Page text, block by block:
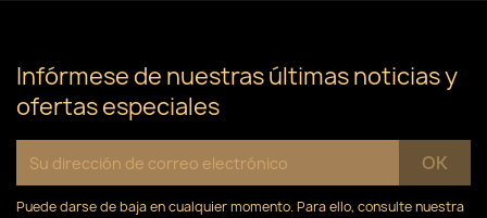
add_circle_outline Crear nueva lista
lista de deseos.
Cancelar Iniciar sesión
Infórmese de nuestras últimas noticias y
ofertas especiales
Puede darse de baja en cualquier momento. Para ello, consulte nuestra